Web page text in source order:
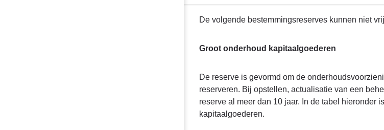
Terug
navigatie
Beoordeling
bestemmingsreserves
De volgende bestemmingsreserves kunnen niet
Groot onderhoud kapitaalgoederen
De reserve is gevormd om de
reserveren. Bij opstellen, actualisatie van een
reserve al meer dan 10 jaar. In de tabel hieronder
kapitaalgoederen.